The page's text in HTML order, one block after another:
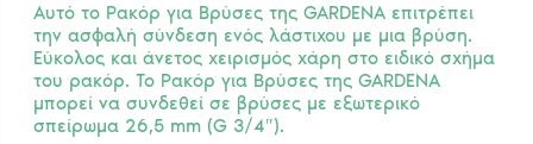
Αυτό το Ρακόρ για Βρύσες της GARDENA επιτρέπει
την ασφαλή σύνδεση ενός λάστιχου με μια βρύση.
Εύκολος και άνετος χειρισμός χάρη στο ειδικό σχήμα
του ρακόρ. Το Ρακόρ για Βρύσες της GARDENA
μπορεί να συνδεθεί σε βρύσες με εξωτερικό
σπείρωμα 26,5 mm (G 3/4″).